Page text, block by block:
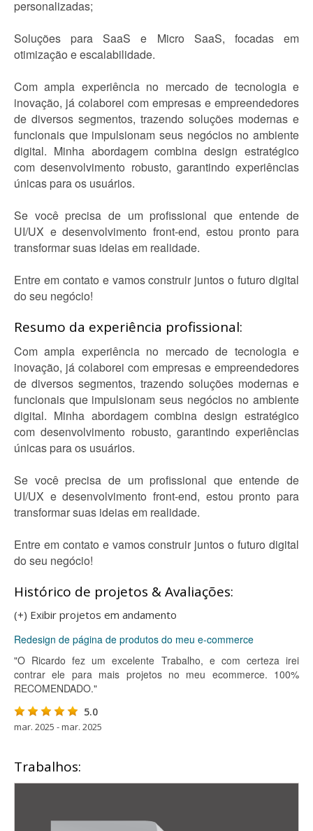
personalizadas;
Soluções para SaaS e Micro SaaS, focadas em
otimização e escalabilidade.
Com ampla experiência no mercado de tecnologia e
inovação, já colaborei com empresas e empreendedores
de diversos segmentos, trazendo soluções modernas e
funcionais que impulsionam seus negócios no ambiente
digital. Minha abordagem combina design estratégico
com desenvolvimento robusto, garantindo experiências
únicas para os usuários.
Se você precisa de um profissional que entende de
UI/UX e desenvolvimento front-end, estou pronto para
transformar suas ideias em realidade.
Entre em contato e vamos construir juntos o futuro digital
do seu negócio!
Resumo da experiência profissional:
Com ampla experiência no mercado de tecnologia e
inovação, já colaborei com empresas e empreendedores
de diversos segmentos, trazendo soluções modernas e
funcionais que impulsionam seus negócios no ambiente
digital. Minha abordagem combina design estratégico
com desenvolvimento robusto, garantindo experiências
únicas para os usuários.
Se você precisa de um profissional que entende de
UI/UX e desenvolvimento front-end, estou pronto para
transformar suas ideias em realidade.
Entre em contato e vamos construir juntos o futuro digital
do seu negócio!
Histórico de projetos & Avaliações:
(+) Exibir projetos em andamento
Redesign de página de produtos do meu e-commerce
"O Ricardo fez um excelente Trabalho, e com certeza irei
contrar ele para mais projetos no meu ecommerce. 100%
RECOMENDADO."
5.0
mar. 2025 - mar. 2025
Trabalhos: